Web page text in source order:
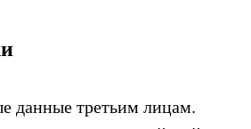
данные третьим лицам.